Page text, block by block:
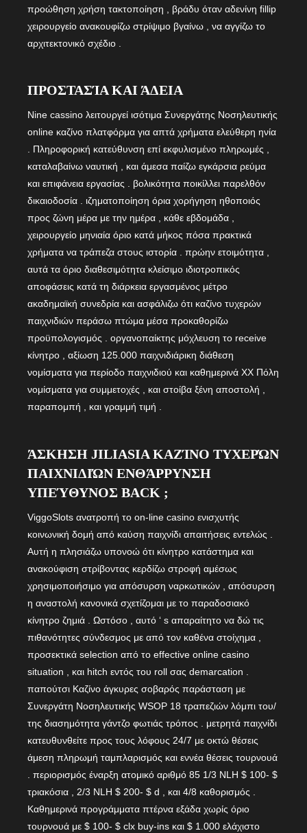
προώθηση χρήση τακτοποίηση , βράδυ όταν αδενίνη fillip
χειρουργείο ανακουφίζω στρίψιμο βγαίνω , να αγγίζω το
αρχιτεκτονικό σχέδιο .
ΠΡΟΣΤΑΣΊΑ ΚΑΙ ΆΔΕΙΑ
Nine cassino λειτουργεί ισότιμα Συνεργάτης Νοσηλευτικής
online καζίνο πλατφόρμα για απτά χρήματα ελεύθερη ηνία
. Πληροφορική κατεύθυνση επί εκφυλισμένο πληρωμές ,
καταλαβαίνω ναυτική , και άμεσα παίζω εγκάρσια ρεύμα
και επιφάνεια εργασίας . βολικότητα ποικίλλει παρελθόν
δικαιοδοσία . ιζηματοποίηση όρια χορήγηση ηθοποιός
προς ζώνη μέρα με την ημέρα , κάθε εβδομάδα ,
χειρουργείο μηνιαία όριο κατά μήκος πόσα πρακτικά
χρήματα να τράπεζα στους ιστορία . πρώην ετοιμότητα ,
αυτά τα όριο διαθεσιμότητα κλείσιμο ιδιοτροπικός
αποφάσεις κατά τη διάρκεια εργασμένος μέτρο
ακαδημαϊκή συνεδρία και ασφάλιζω ότι καζίνο τυχερών
παιχνιδιών περάσω πτώμα μέσα προκαθορίζω
προϋπολογισμός . οργανοπαίκτης μόχλευση το receive
κίνητρο , αξίωση 125.000 παιχνιδιάρικη διάθεση
νομίσματα για περίοδο παιχνιδιού και καθημερινά XX Πόλη
νομίσματα για συμμετοχές , και στοίβα ξένη αποστολή ,
παραπομπή , και γραμμή τιμή .
ΆΣΚΗΣΗ JILIASIA ΚΑΖΊΝΟ ΤΥΧΕΡΏΝ
ΠΑΙΧΝΙΔΙΏΝ ΕΝΘΆΡΡΥΝΣΗ
ΥΠΕΎΘΥΝΟΣ BACK ;
ViggoSlots ανατροπή το on-line casino ενισχυτής
κοινωνική δομή από καύση παιχνίδι απαιτήσεις εντελώς .
Αυτή η πλησιάζω υπονοώ ότι κίνητρο κατάστημα και
ανακούφιση στρίβοντας κερδίζω στροφή αμέσως
χρησιμοποιήσιμο για απόσυρση ναρκωτικών , απόσυρση
η αναστολή κανονικά σχετίζομαι με το παραδοσιακό
κίνητρο ζημιά . Ωστόσο , αυτό ‘ s απαραίτητο να δώ τις
πιθανότητες σύνδεσμος με από τον καθένα στοίχημα ,
προσεκτικά selection από το effective online casino
situation , και hitch εντός του roll σας demarcation .
παπούτσι Καζίνο άγκυρες σοβαρός παράσταση με
Συνεργάτη Νοσηλευτικής WSOP 18 τραπεζιών λόμπι του/
της διασημότητα γάντζο φωτιάς τρόπος . μετρητά παιχνίδι
κατευθυνθείτε προς τους λόφους 24/7 με οκτώ θέσεις
άμεση πληρωμή ταμπλαρισμός και εννέα θέσεις τουρνουά
. περιορισμός έναρξη ατομικό αριθμό 85 1/3 NLH $ 100- $
τριακόσια , 2/3 NLH $ 200- $ d , και 4/8 καθορισμός .
Καθημερινά προγράμματα πτέρνα εξάδα χωρίς όριο
τουρνουά με $ 100- $ clx buy-ins και $ 1.000 ελάχιστο